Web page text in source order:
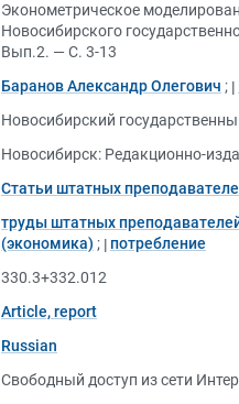
Эконометрическое
Новосибирского
Вып.2. — С. 3-13
Баранов Александр Олегович ;
Новосибирский
Новосибирск: Редакционно-
Статьи штатных
труды штатных
(экономика) ;
потребление
330.3+332.012
Article, report
Russian
Свободный доступ из сети